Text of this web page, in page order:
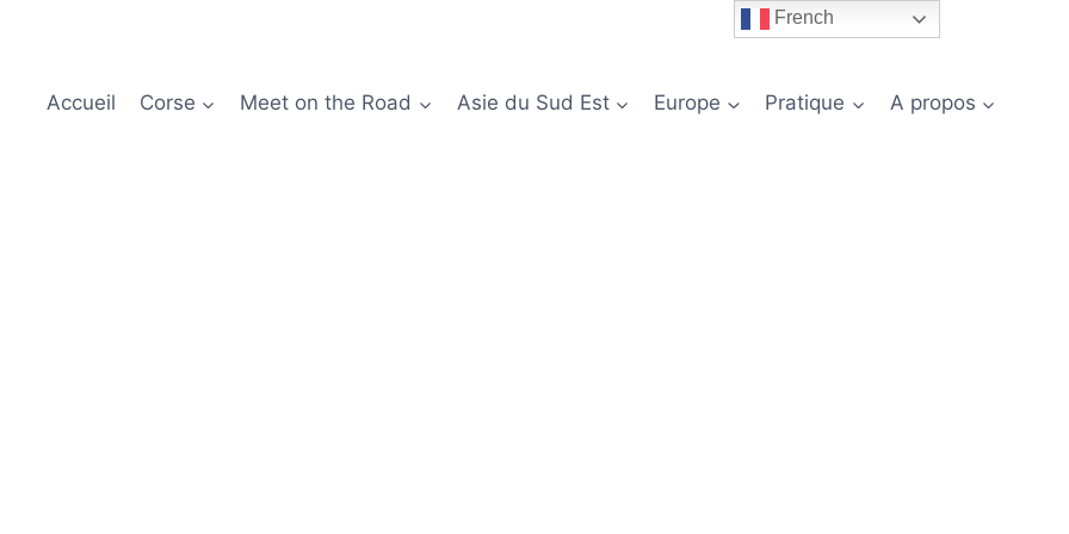
Accueil
Corse Meet on the Road Asie du Sud Est Europe Pratique A propos
French